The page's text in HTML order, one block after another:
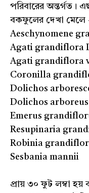
পরিবারের অন্তর্গত।
বকফুলের দেখা মেলে
Aeschynomene
Agati grandiflora
Agati grandiflora
Coronilla
Dolichos
Dolichos arboreus
Emerus
Resupinaria
Robinia
Sesbania mannii
প্রায় ৩০ ফুট লম্বা